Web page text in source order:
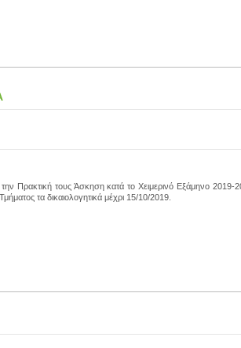
Πρακτική τους Άσκηση κατά το Χειμερινό Εξάμηνο
τα δικαιολογητικά μέχρι 15/10/2019.